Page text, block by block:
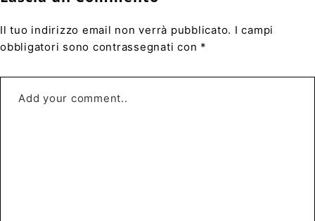
Il tuo indirizzo email non verrà pubblicato. I campi
obbligatori sono contrassegnati con *